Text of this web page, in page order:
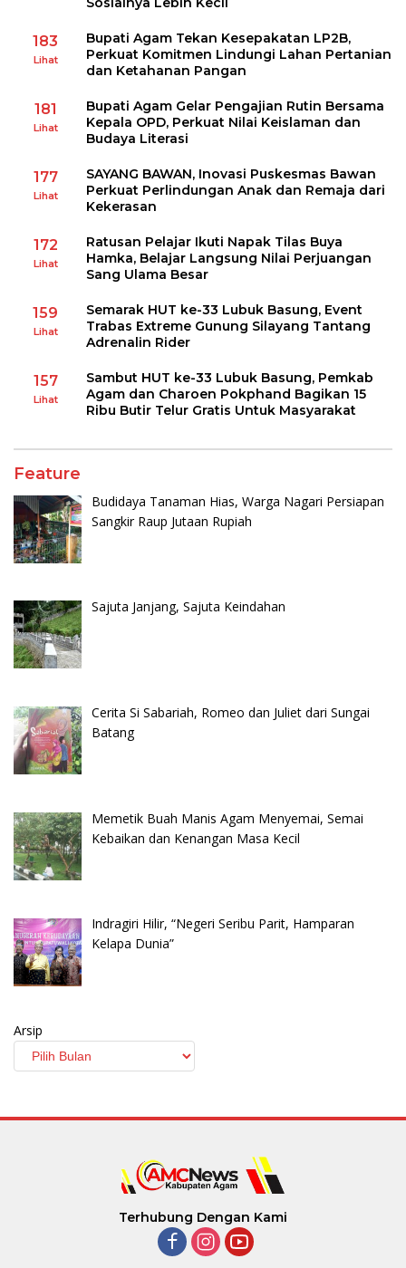
183
Lihat
Bupati Agam Tekan Kesepakatan LP2B,
Perkuat Komitmen Lindungi Lahan Pertanian
dan Ketahanan Pangan
181
Lihat
Bupati Agam Gelar Pengajian Rutin Bersama
Kepala OPD, Perkuat Nilai Keislaman dan
Budaya Literasi
177
Lihat
SAYANG BAWAN, Inovasi Puskesmas Bawan
Perkuat Perlindungan Anak dan Remaja dari
Kekerasan
172
Lihat
Ratusan Pelajar Ikuti Napak Tilas Buya
Hamka, Belajar Langsung Nilai Perjuangan
Sang Ulama Besar
159
Lihat
Semarak HUT ke-33 Lubuk Basung, Event
Trabas Extreme Gunung Silayang Tantang
Adrenalin Rider
157
Lihat
Sambut HUT ke-33 Lubuk Basung, Pemkab
Agam dan Charoen Pokphand Bagikan 15
Ribu Butir Telur Gratis Untuk Masyarakat
Feature
Budidaya Tanaman Hias, Warga Nagari Persiapan
Sangkir Raup Jutaan Rupiah
Sajuta Janjang, Sajuta Keindahan
Cerita Si Sabariah, Romeo dan Juliet dari Sungai
Batang
Memetik Buah Manis Agam Menyemai, Semai
Kebaikan dan Kenangan Masa Kecil
Indragiri Hilir, “Negeri Seribu Parit, Hamparan
Kelapa Dunia”
Arsip
Terhubung Dengan Kami